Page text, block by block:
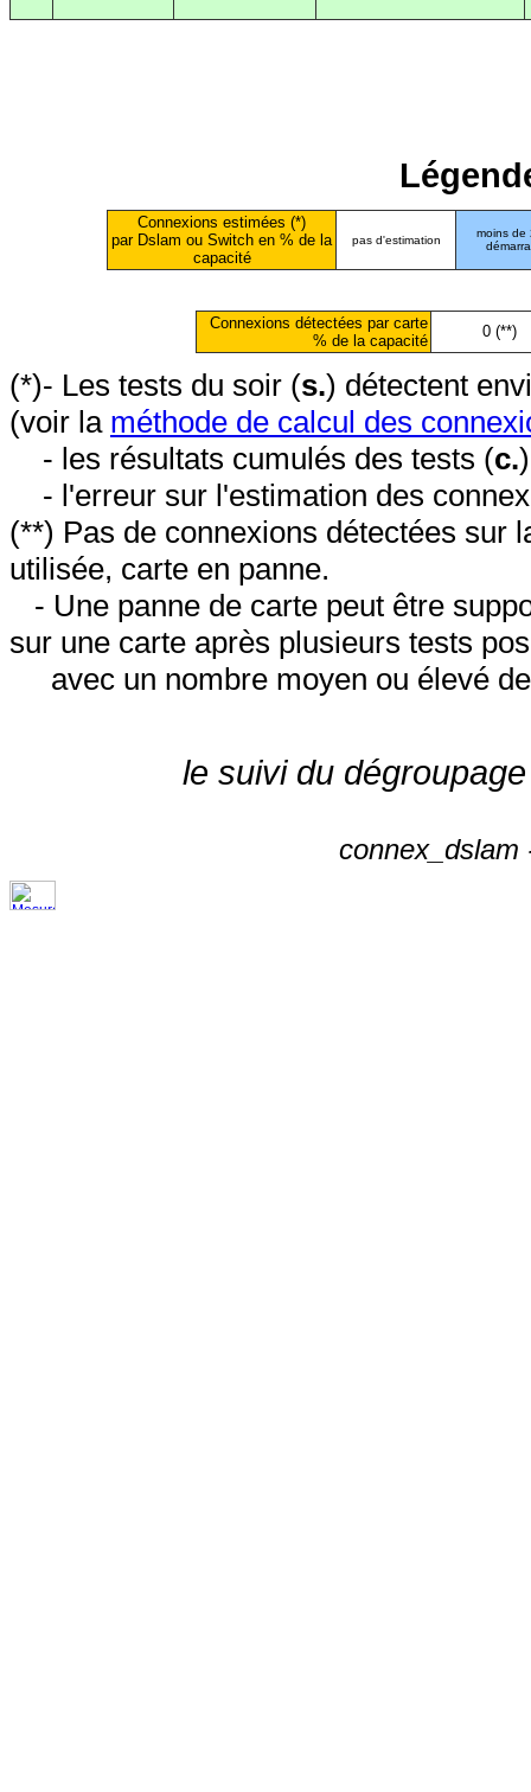
Connexions estimées (*)
par Dslam ou Switch en % de la
capacité
pas d'estimation
moins de
Connexions détectées par carte
% de la capacité
0 (**)
(*)- Les tests du soir (s.) détectent
(voir la méthode de calcul des
- les résultats cumulés des tests (c.
- l'erreur sur l'estimation des
(**) Pas de connexions détectées sur
utilisée, carte en panne.
- Une panne de carte peut être
sur une carte après plusieurs tests
avec un nombre moyen ou élevé
le suivi du
connex_dslam